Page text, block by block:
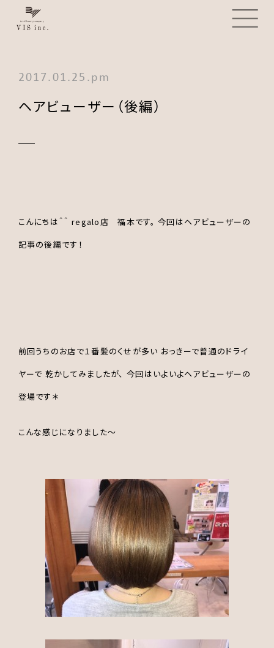
2017.01.25.pm
ヘアビューザー（後編）
こんにちは＾＾ regalo店 福本です。 今回はヘアビューザーの
記事の後編です！
前回うちのお店で１番髪のくせが多い おっきーで普通のドライ
ヤーで 乾かしてみましたが、 今回はいよいよヘアビューザーの
登場です＊
こんな感じになりました～